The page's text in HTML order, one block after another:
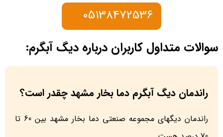
سوالات متداول کاربران درباره دیگ آبگرم:
راندمان دیگ آبگرم دما بخار مشهد چقدر است؟
راندمان دیگهای مجموعه صنعتی دما بخار مشهد بین 60 تا